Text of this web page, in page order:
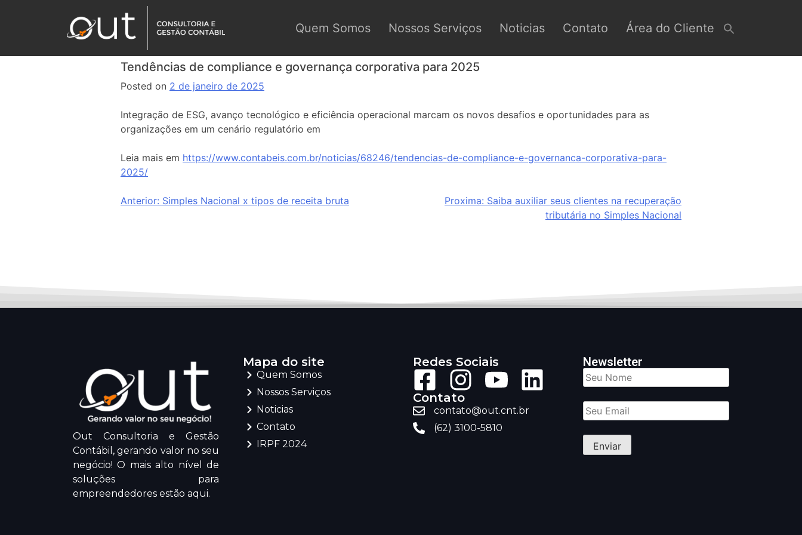
Quem Somos Nossos Serviços Noticias Contato Área do Cliente
Tendências de compliance e governança corporativa para 2025
Posted on 2 de janeiro de 2025
Integração de ESG, avanço tecnológico e eficiência operacional marcam os novos desafios e oportunidades para as
organizações em um cenário regulatório em
Leia mais em https://www.contabeis.com.br/noticias/68246/tendencias-de-compliance-e-governanca-corporativa-para-
2025/
Anterior: Simples Nacional x tipos de receita bruta Proxima: Saiba auxiliar seus clientes na recuperação
tributária no Simples Nacional
Out Consultoria e Gestão
Contábil, gerando valor no seu
negócio! O mais alto nível de
soluções para
empreendedores estão aqui.
Mapa do site
Quem Somos
Nossos Serviços
Noticias
Contato
IRPF 2024
Redes Sociais
Contato
contato@out.cnt.br
(62) 3100-5810
Newsletter